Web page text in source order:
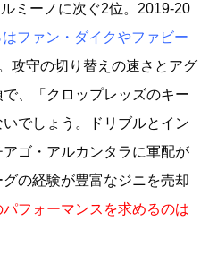
ミーノに次ぐ2位。2019-20
ファン・ダイクやファビー
攻守の切り替えの速さとアグ
、「クロップレッズのキー
でしょう。ドリブルとイン
ゴ・アルカンタラに軍配が
グの経験が豊富なジニを売却
フォーマンスを求めるのは